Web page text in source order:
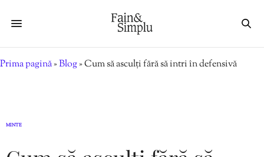
Prima pagină»Blog»Cum să asculți fără să intri în defensivă
MINTE